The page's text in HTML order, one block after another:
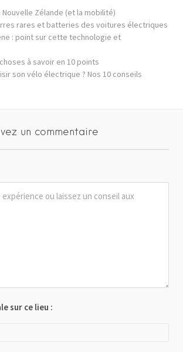
Zélande (et la mobilité)
rares et batteries des voitures électriques
: point sur cette technologie et
à savoir en 10 points
son vélo électrique ? Nos 10 conseils
un commentaire
sur ce lieu :